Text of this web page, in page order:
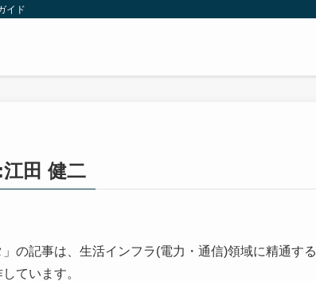
イド
田 健二
の記事は、生活インフラ(電力・通信)領域に精通する
ています。